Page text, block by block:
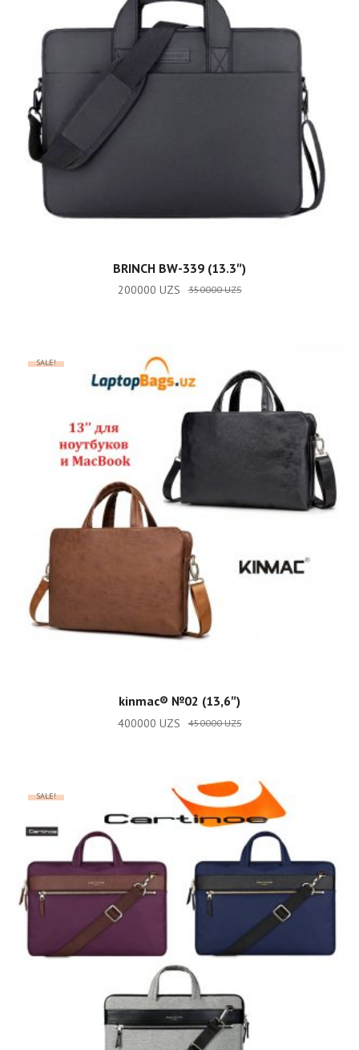
ADD TO CART
BRINCH BW-339 (13.3″)
350000UZS
200000 UZS
SALE!
ADD TO CART
kinmac® №02 (13,6″)
450000UZS
400000 UZS
SALE!